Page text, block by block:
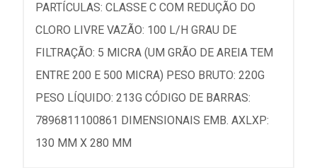
PARTÍCULAS: CLASSE C COM REDUÇÃO DO
CLORO LIVRE VAZÃO: 100 L/H GRAU DE
FILTRAÇÃO: 5 MICRA (UM GRÃO DE AREIA TEM
ENTRE 200 E 500 MICRA) PESO BRUTO: 220G
PESO LÍQUIDO: 213G CÓDIGO DE BARRAS:
7896811100861 DIMENSIONAIS EMB. AXLXP:
130 MM X 280 MM